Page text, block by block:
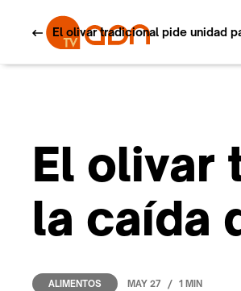
El olivar tradicional pide unidad
El olivar
la caída
ALIMENTOS MAY 27 / 1 MIN